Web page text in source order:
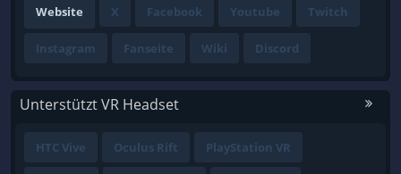
Website X Facebook Youtube Twitch
Instagram Fanseite Wiki Discord
Unterstützt VR Headset
HTC Vive Oculus Rift PlayStation VR